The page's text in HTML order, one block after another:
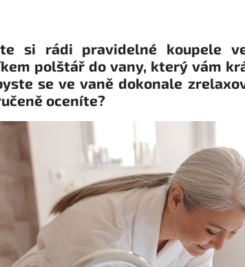
si rádi pravidelné koupele
polštář do vany, který vám
se ve vaně dokonale
oceníte?